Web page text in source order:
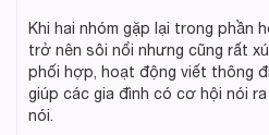
Khi hai nhóm gặp lại trong phần
trở nên sôi nổi nhưng cũng rất
phối hợp, hoạt động viết thông
giúp các gia đình có cơ hội nói
nói.